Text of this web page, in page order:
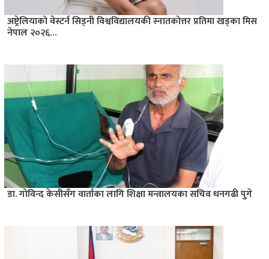
अष्ट्रेलियाको वेस्टर्न सिड्नी विश्वविद्यालयकी स्नातकोत्तर प्रतिमा खड्का मिस
नेपाल २०२६…
डा. गोविन्द केसीसँग वार्ताका लागि शिक्षा मन्त्रालयका सचिव धनगढी पुगे